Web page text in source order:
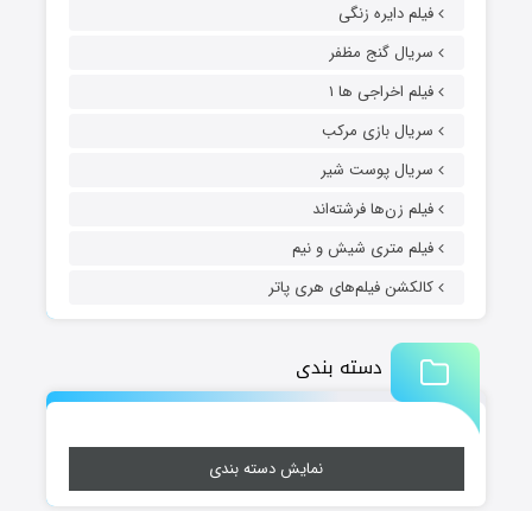
فیلم دایره زنگی
سریال گنج مظفر
فیلم اخراجی ها ۱
سریال بازی مرکب
سریال پوست شیر
فیلم زن‌ها فرشته‌اند
فیلم متری شیش و نیم
کالکشن فیلم‌های هری پاتر
دسته بندی
نمایش دسته بندی